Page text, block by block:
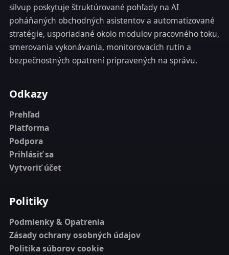
silvup poskytuje štruktúrované pohľady na AI
poháňaných obchodných asistentov a automatizované
stratégie, usporiadané okolo modulov pracovného toku,
smerovania vykonávania, monitorovacích rutin a
bezpečnostných opatrení pripravených na správu.
Odkazy
Prehľad
Platforma
Podpora
Prihlásiť sa
Vytvoriť účet
Politiky
Podmienky & Opatrenia
Zásady ochrany osobných údajov
Politika súborov cookie